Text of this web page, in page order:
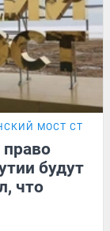
МОСТ
будут
что